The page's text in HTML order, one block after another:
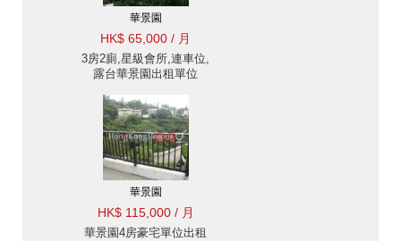
華景園
HK$ 65,000 / 月
3房2廁,星級會所,連車位,
露台華景園出租單位
華景園
HK$ 115,000 / 月
華景園4房豪宅單位出租